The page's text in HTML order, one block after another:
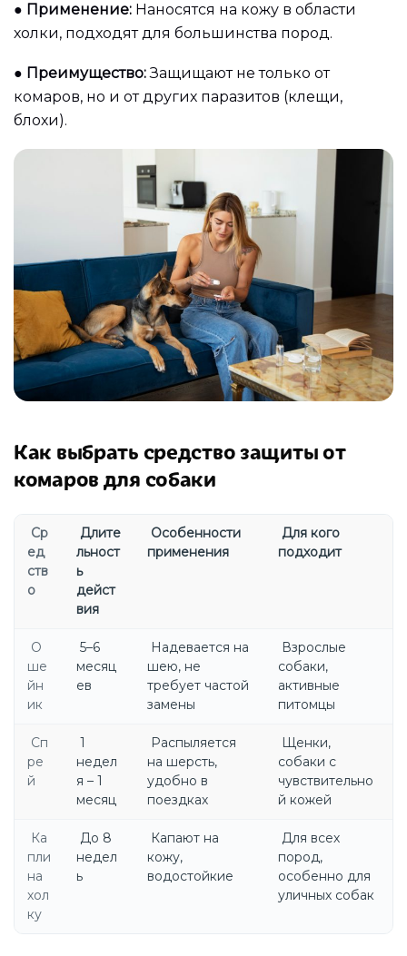
● Применение: Наносятся на кожу в области
холки, подходят для большинства пород.
● Преимущество:Защищают не только от
комаров, но и от других паразитов (клещи,
блохи).
Как выбрать средство защиты от
комаров для собаки
Ср
ед
ств
о
Длите
льност
ь
дейст
вия
Особенности
применения
Для кого
подходит
О
ше
йн
ик
5–6
месяц
ев
Надевается на
шею, не
требует частой
замены
Взрослые
собаки,
активные
питомцы
Сп
ре
й
1
недел
я – 1
месяц
Распыляется
на шерсть,
удобно в
поездках
Щенки,
собаки с
чувствительно
й кожей
Ка
пли
на
хол
ку
До 8
недел
ь
Капают на
кожу,
водостойкие
Для всех
пород,
особенно для
уличных собак